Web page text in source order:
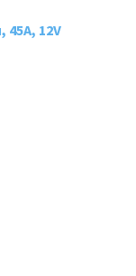
45A, 12V